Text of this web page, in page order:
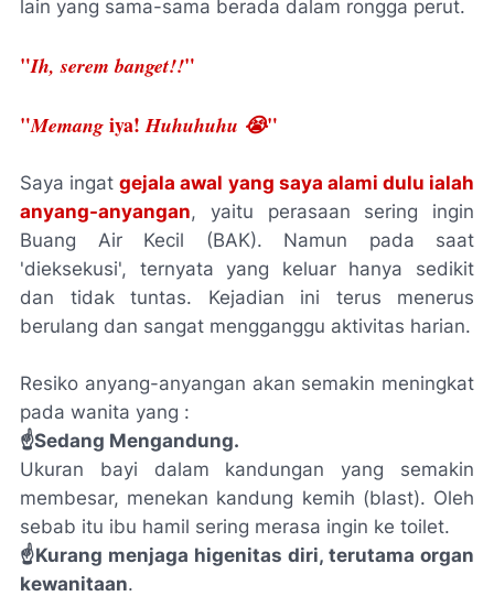
lain yang sama-sama berada dalam rongga perut.
"Ih, serem banget!!"
"Memang iya!Huhuhuhu 😭"
Saya ingatgejala awal yang saya alami dulu ialah
anyang-anyangan, yaitu perasaan sering ingin
Buang Air Kecil (BAK). Namun pada saat
'dieksekusi', ternyata yang keluar hanya sedikit
dan tidak tuntas. Kejadian ini terus menerus
berulang dan sangat mengganggu aktivitas harian.
Resiko anyang-anyangan akan semakin meningkat
pada wanita yang :
☝Sedang Mengandung.
Ukuran bayi dalam kandungan yang semakin
membesar, menekan kandung kemih (blast). Oleh
sebab itu ibu hamil sering merasa ingin ke toilet.
☝Kurang menjaga higenitas diri, terutama organ
kewanitaan.